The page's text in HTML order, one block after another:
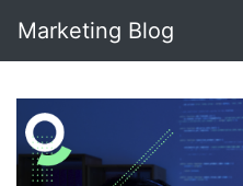
Marketing Blog